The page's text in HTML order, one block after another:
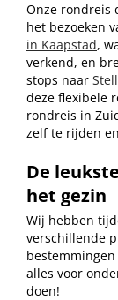
Onze rondreis
het bezoeken
in Kaapstad,
verkend, en
stops naar
deze flexibele
rondreis in
zelf te rijden
De
het gezin
Wij hebben
verschillende
alles voor
doen!